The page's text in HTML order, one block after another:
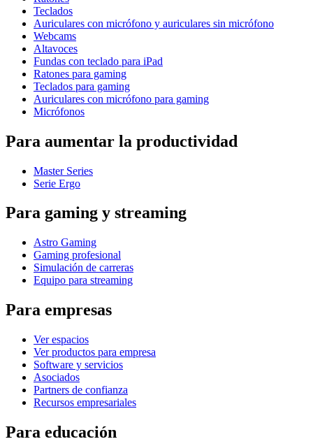
Teclados
Auriculares con micrófono y auriculares sin micrófono
Webcams
Altavoces
Fundas con teclado para iPad
Ratones para gaming
Teclados para gaming
Auriculares con micrófono para gaming
Micrófonos
Para aumentar la productividad
Master Series
Serie Ergo
Para gaming y streaming
Astro Gaming
Gaming profesional
Simulación de carreras
Equipo para streaming
Para empresas
Ver espacios
Ver productos para empresa
Software y servicios
Asociados
Partners de confianza
Recursos empresariales
Para educación